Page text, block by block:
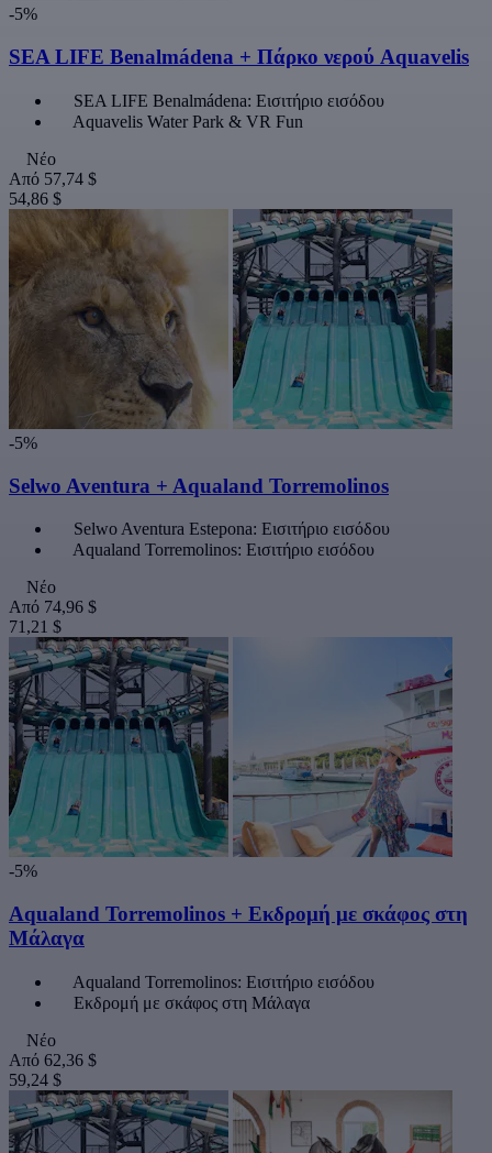
-5%
SEA LIFE Benalmádena + Πάρκο νερού Aquavelis
SEA LIFE Benalmádena: Εισιτήριο εισόδου
Aquavelis Water Park & VR Fun
Νέο
Από 57,74 $
54,86 $
-5%
Selwo Aventura + Aqualand Torremolinos
Selwo Aventura Estepona: Εισιτήριο εισόδου
Aqualand Torremolinos: Εισιτήριο εισόδου
Νέο
Από 74,96 $
71,21 $
-5%
Aqualand Torremolinos + Εκδρομή με σκάφος στη
Μάλαγα
Aqualand Torremolinos: Εισιτήριο εισόδου
Εκδρομή με σκάφος στη Μάλαγα
Νέο
Από 62,36 $
59,24 $